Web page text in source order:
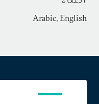
Arabic, English